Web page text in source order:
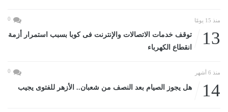
منذ 15 يومًا 0
13
توقف خدمات الاتصالات والإنترنت فى كوبا بسبب استمرار أزمة
انقطاع الكهرباء
منذ 6 أشهر 0
14 هل يجوز الصيام بعد النصف من شعبان.. الأزهر للفتوى يجيب